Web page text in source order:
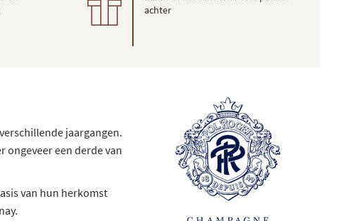
achter
jaargangen.
ongeveer een derde van
van hun herkomst